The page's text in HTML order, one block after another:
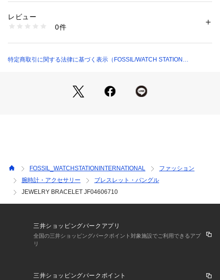
ングル
1096400001153
レビュー
0件
特定商取引に関する法律に基づく表示（FOSSIL/WATCH STATION
FOSSIL_WATCHSTATIONINTERNATIONAL
ファッション
腕時計・アクセサリー
ブレスレット・バングル
JEWELRY BRACELET JF04606710
三井ショッピングパークアプリ
全国の三井ショッピングパークポイント対象施設でご利用できるアプ
リ
三井ショッピングパークポイント